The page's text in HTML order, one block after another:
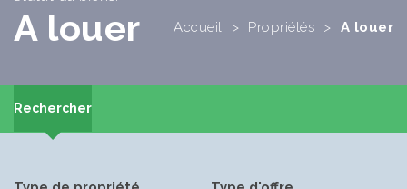
A louer Accueil > Propriétés > A louer
Rechercher